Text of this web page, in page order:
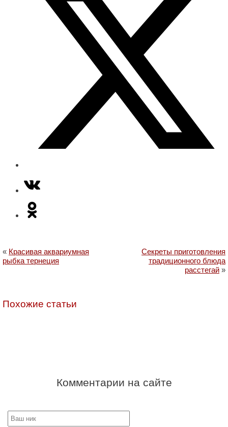
« Красивая аквариумная
рыбка тернеция
Секреты приготовления
традиционного блюда
расстегай »
Похожие статьи
Комментарии на сайте